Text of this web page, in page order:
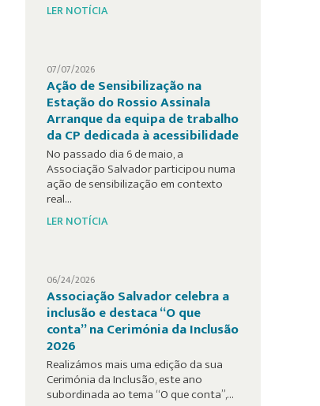
LER NOTÍCIA
07/07/2026
Ação de Sensibilização na
Estação do Rossio Assinala
Arranque da equipa de trabalho
da CP dedicada à acessibilidade
No passado dia 6 de maio, a
Associação Salvador participou numa
ação de sensibilização em contexto
real…
LER NOTÍCIA
06/24/2026
Associação Salvador celebra a
inclusão e destaca “O que
conta” na Cerimónia da Inclusão
2026
Realizámos mais uma edição da sua
Cerimónia da Inclusão, este ano
subordinada ao tema “O que conta”,…